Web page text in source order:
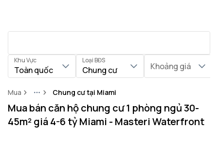
Khu Vực
Toàn quốc
Loại BĐS
Chung cư Khoảng giá
Mua MoreChung cư tại Miami
Mua bán căn hộ chung cư 1 phòng ngủ 30-
45m² giá 4-6 tỷ Miami - Masteri Waterfront